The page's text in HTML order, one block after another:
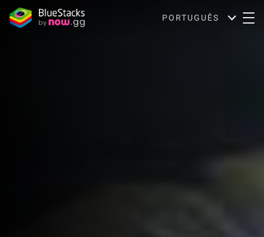
PORTUGUÊS